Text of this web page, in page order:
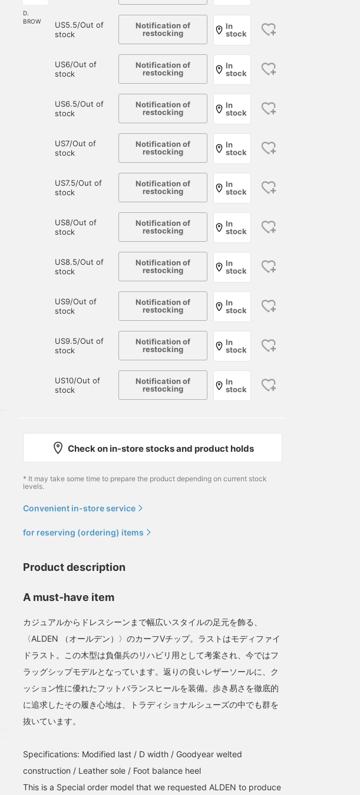
170cm / Size US6.5
家城 仁人
S.Inata
BEAMS Roppongi Hills
鈴木 朋也
になります。カジュアルな
革靴の印象ですが、ドレス
です。フットバランスを使
用したヒールでクッション
models from ALDEN, a
brand every leather shoe
enthusiast dreams of
owning. The "Cordovan
Tassel" deepens in luster
with wear, while the "Calf
V-Tip" offers a comfort
that will captivate you
from the first wear. Both
are timeless and can be
next shipment date is
undecided. If you've been
interested, don't miss this
Favorite] 50 miles
present! Convenient for
reviewing later!
SUDO
石田 浩崇
BEAMS Ginza
D.
BROW
US5.5/Out of
stock
Notification of
restocking
In
stock
US6/Out of
stock
Notification of
restocking
In
stock
US6.5/Out of
stock
Notification of
restocking
In
stock
US7/Out of
stock
Notification of
restocking
In
stock
US7.5/Out of
stock
Notification of
restocking
In
stock
US8/Out of
stock
Notification of
restocking
In
stock
US8.5/Out of
stock
Notification of
restocking
In
stock
US9/Out of
stock
Notification of
restocking
In
stock
US9.5/Out of
stock
Notification of
restocking
In
stock
US10/Out of
stock
Notification of
restocking
In
stock
Check on in-store stocks and product holds
* It may take some time to prepare the product depending on current stock
levels.
Convenient in-store service
for reserving (ordering) items
Product description
A must-have item
カジュアルからドレスシーンまで幅広いスタイルの足元を飾る、
〈ALDEN （オールデン）〉のカーフVチップ。ラストはモディファイ
ドラスト。この木型は負傷兵のリハビリ用として考案され、今ではフ
ラッグシップモデルとなっています。返りの良いレザーソールに、ク
ッション性に優れたフットバランスヒールを装備。歩き易さを徹底的
に追求したその履き心地は、トラディショナルシューズの中でも群を
抜いています。
Specifications: Modified last / D width / Goodyear welted
construction / Leather sole / Foot balance heel
This is a Special order model that we requested ALDEN to produce